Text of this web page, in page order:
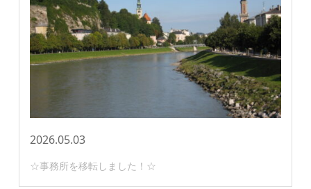
2026.05.03
☆事務所を移転しました！☆